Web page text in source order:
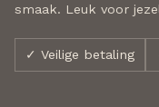
smaak. Leuk voor
✓ Veilige betaling